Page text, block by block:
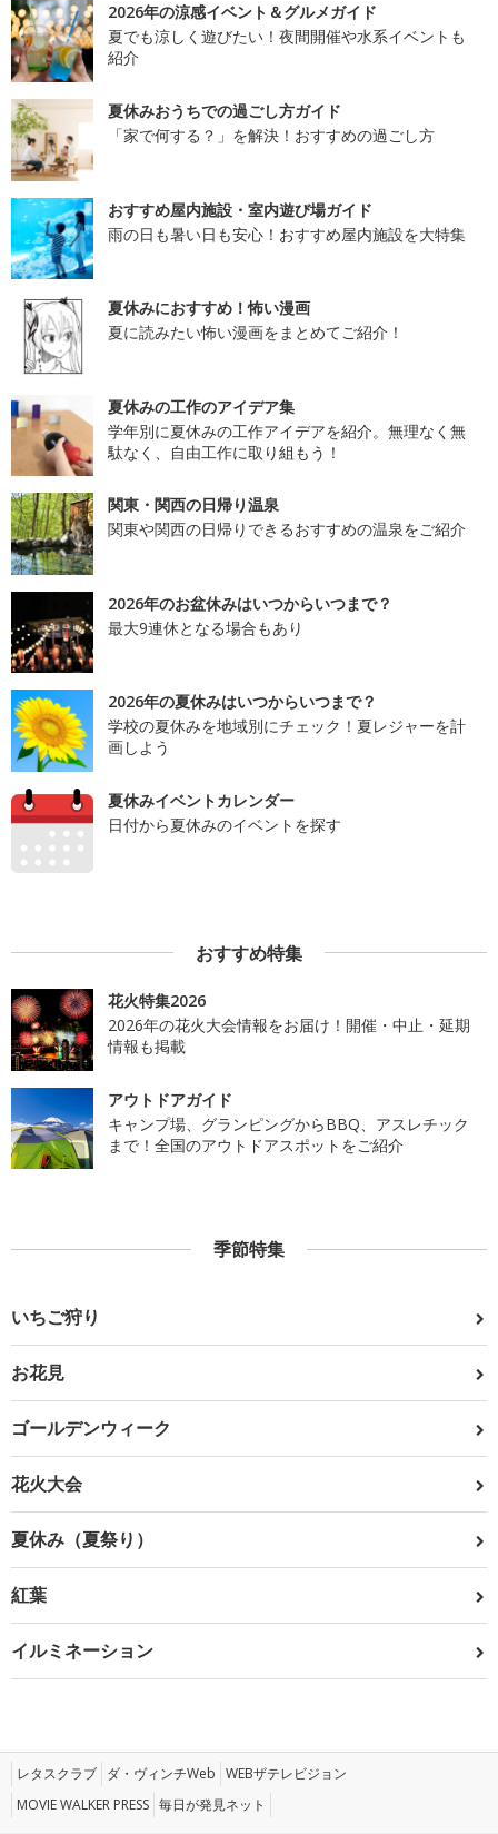
2026年の涼感イベント＆グルメガイド
夏でも涼しく遊びたい！夜間開催や水系イベントも
紹介
夏休みおうちでの過ごし方ガイド
「家で何する？」を解決！おすすめの過ごし方
おすすめ屋内施設・室内遊び場ガイド
雨の日も暑い日も安心！おすすめ屋内施設を大特集
夏休みにおすすめ！怖い漫画
夏に読みたい怖い漫画をまとめてご紹介！
夏休みの工作のアイデア集
学年別に夏休みの工作アイデアを紹介。無理なく無
駄なく、自由工作に取り組もう！
関東・関西の日帰り温泉
関東や関西の日帰りできるおすすめの温泉をご紹介
2026年のお盆休みはいつからいつまで？
最大9連休となる場合もあり
2026年の夏休みはいつからいつまで？
学校の夏休みを地域別にチェック！夏レジャーを計
画しよう
夏休みイベントカレンダー
日付から夏休みのイベントを探す
おすすめ特集
花火特集2026
2026年の花火大会情報をお届け！開催・中止・延期
情報も掲載
アウトドアガイド
キャンプ場、グランピングからBBQ、アスレチック
まで！全国のアウトドアスポットをご紹介
季節特集
いちご狩り
お花見
ゴールデンウィーク
花火大会
夏休み（夏祭り）
紅葉
イルミネーション
レタスクラブ ダ・ヴィンチWeb WEBザテレビジョン
MOVIE WALKER PRESS 毎日が発見ネット